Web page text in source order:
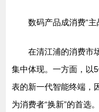
数码产品成消费“主
在清江浦的消费市
集中体现。一方面，以
表的新一代智能终端，
为消费者“换新”的首选